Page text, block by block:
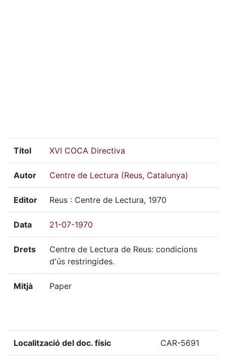
Títol XVI COCA Directiva
Autor Centre de Lectura (Reus, Catalunya)
Editor Reus : Centre de Lectura, 1970
Data 21-07-1970
Drets
Centre de Lectura de Reus: condicions
d'ús restringides.
Mitjà Paper
Localització del doc. físic CAR-5691